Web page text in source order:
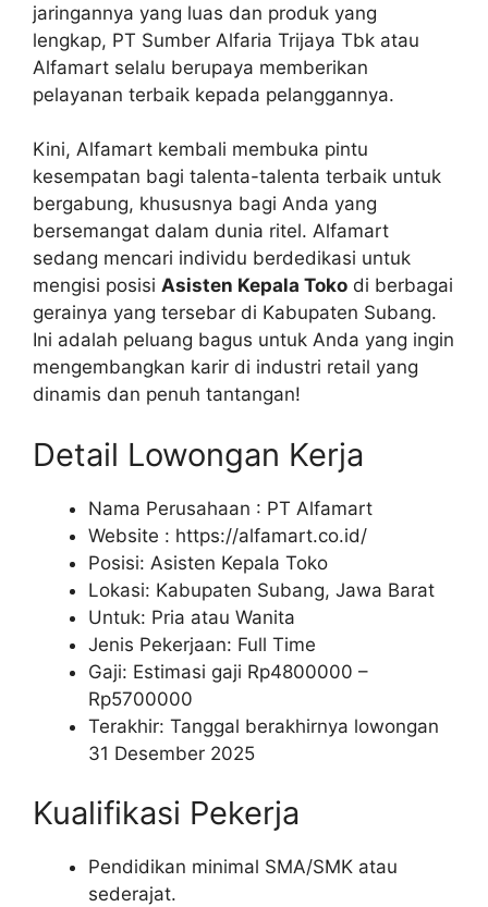
jaringannya yang luas dan produk yang
lengkap, PT Sumber Alfaria Trijaya Tbk atau
Alfamart selalu berupaya memberikan
pelayanan terbaik kepada pelanggannya.
Kini, Alfamart kembali membuka pintu
kesempatan bagi talenta-talenta terbaik untuk
bergabung, khususnya bagi Anda yang
bersemangat dalam dunia ritel. Alfamart
sedang mencari individu berdedikasi untuk
mengisi posisi Asisten Kepala Toko di berbagai
gerainya yang tersebar di Kabupaten Subang.
Ini adalah peluang bagus untuk Anda yang ingin
mengembangkan karir di industri retail yang
dinamis dan penuh tantangan!
Detail Lowongan Kerja
Nama Perusahaan : PT Alfamart
Website : https://alfamart.co.id/
Posisi: Asisten Kepala Toko
Lokasi: Kabupaten Subang, Jawa Barat
Untuk: Pria atau Wanita
Jenis Pekerjaan: Full Time
Gaji: Estimasi gaji Rp4800000 –
Rp5700000
Terakhir: Tanggal berakhirnya lowongan
31 Desember 2025
Kualifikasi Pekerja
Pendidikan minimal SMA/SMK atau
sederajat.